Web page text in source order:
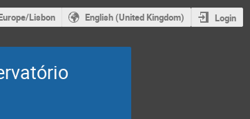
Lisbon English (United Kingdom) Login